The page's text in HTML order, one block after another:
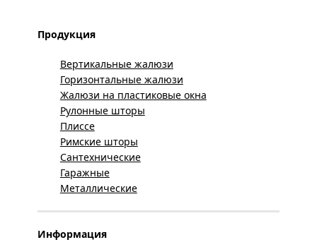
Продукция
Вертикальные жалюзи
Горизонтальные жалюзи
Жалюзи на пластиковые окна
Рулонные шторы
Плиссе
Римские шторы
Сантехнические
Гаражные
Металлические
Информация